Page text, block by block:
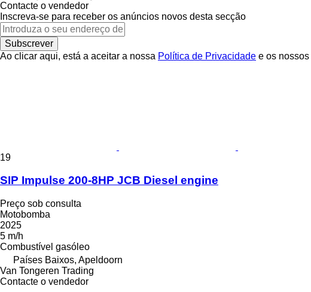
Contacte o vendedor
Inscreva-se para receber os anúncios novos desta secção
Subscrever
Ao clicar aqui, está a aceitar a nossa Política de Privacidade e os nossos
19
SIP Impulse 200-8HP JCB Diesel engine
Preço sob consulta
Motobomba
2025
5 m/h
Combustível gasóleo
Países Baixos, Apeldoorn
Van Tongeren Trading
Contacte o vendedor